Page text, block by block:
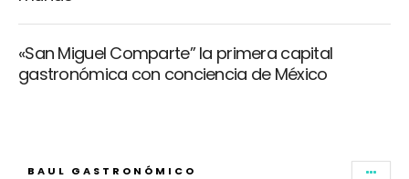
«San Miguel Comparte” la primera capital
gastronómica con conciencia de México
BAUL GASTRONÓMICO